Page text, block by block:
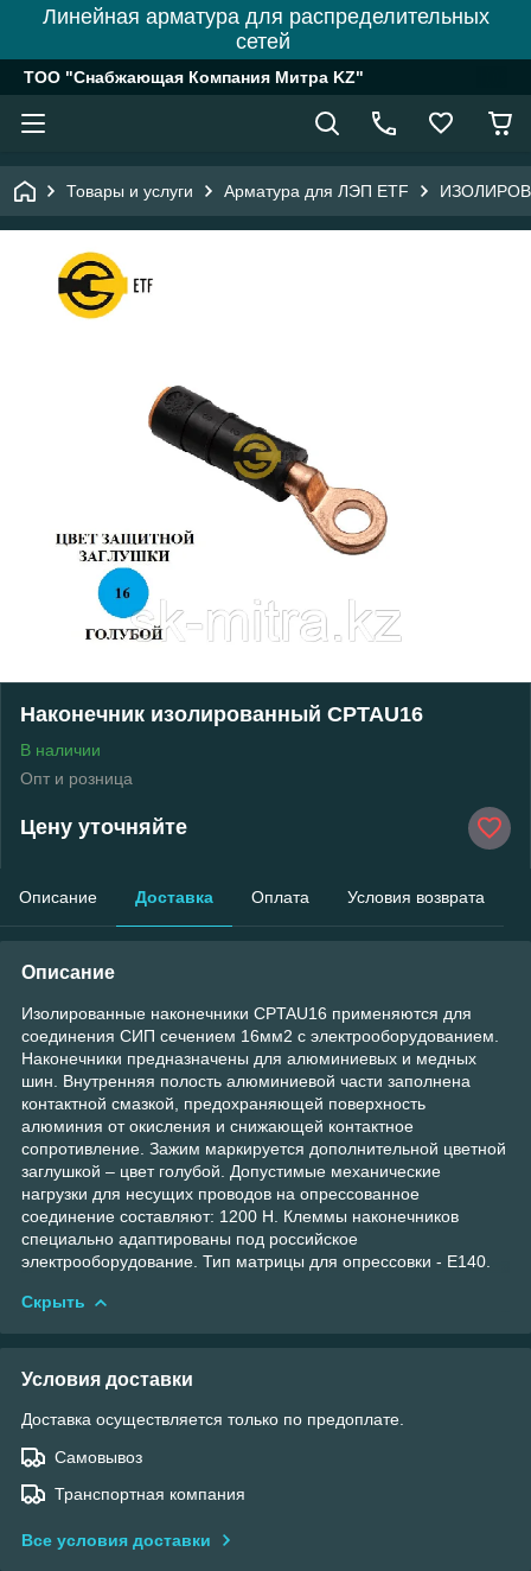
Линейная арматура для распределительных
сетей
ТОО "Снабжающая Компания Митра KZ"
Товары и услуги Арматура для ЛЭП ETF
Наконечник изолированный CPTAU16
В наличии
Опт и розница
Цену уточняйте
Описание Доставка Оплата Условия возврата
Описание
Изолированные наконечники CPTAU16 применяются для
соединения СИП сечением 16мм2 с электрооборудованием.
Наконечники предназначены для алюминиевых и медных
шин. Внутренняя полость алюминиевой части заполнена
контактной смазкой, предохраняющей поверхность
алюминия от окисления и снижающей контактное
сопротивление. Зажим маркируется дополнительной цветной
заглушкой – цвет голубой. Допустимые механические
нагрузки для несущих проводов на опрессованное
соединение составляют: 1200 Н. Клеммы наконечников
специально адаптированы под российское
электрооборудование. Тип матрицы для опрессовки - Е140.
Скрыть
Условия доставки
Доставка осуществляется только по предоплате.
Самовывоз
Транспортная компания
Все условия доставки